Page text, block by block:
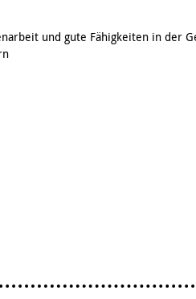
und gute Fähigkeiten in der